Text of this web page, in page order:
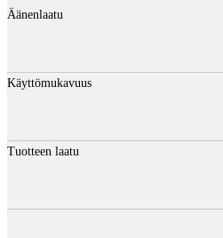
Äänenlaatu
Käyttömukavuus
Tuotteen laatu